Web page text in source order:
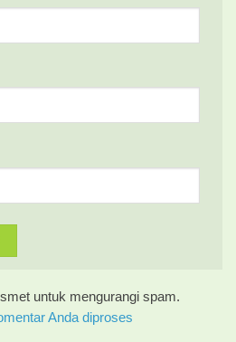
untuk mengurangi spam.
Anda diproses